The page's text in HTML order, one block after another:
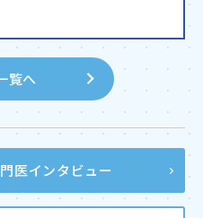
覧へ
医インタビュー